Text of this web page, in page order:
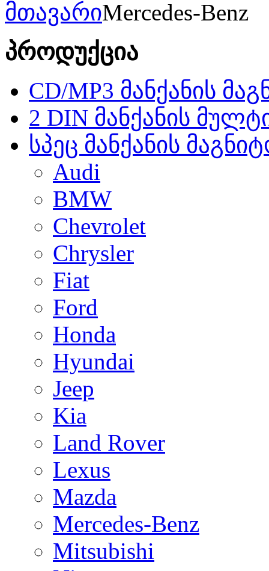
მთავარიMercedes-Benz
პროდუქცია
CD/MP3 მანქანის
2 DIN მანქანის
სპეც მანქანის
Audi
BMW
Chevrolet
Chrysler
Fiat
Ford
Honda
Hyundai
Jeep
Kia
Land Rover
Lexus
Mazda
Mercedes-Benz
Mitsubishi